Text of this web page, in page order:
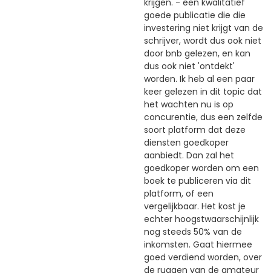
goede publicatie die die
investering niet krijgt van de
schrijver, wordt dus ook niet
door bnb gelezen, en kan
dus ook niet 'ontdekt'
worden. Ik heb al een paar
keer gelezen in dit topic dat
het wachten nu is op
concurentie, dus een zelfde
soort platform dat deze
diensten goedkoper
aanbiedt. Dan zal het
goedkoper worden om een
boek te publiceren via dit
platform, of een
vergelijkbaar. Het kost je
echter hoogstwaarschijnlijk
nog steeds 50% van de
inkomsten. Gaat hiermee
goed verdiend worden, over
de ruggen van de amateur